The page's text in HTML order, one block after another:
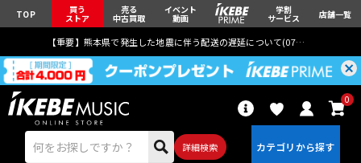
TOP 買う
ストア
売る
中古買取
イベント
動画
学割
サービス 店舗一覧
【重要】熊本県で発生した地震に伴う配送の遅延について(07月29日
詳細検索
0